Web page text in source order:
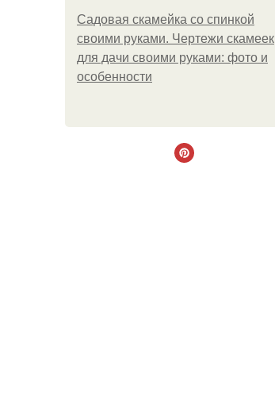
Садовая скамейка со спинкой
своими руками. Чертежи скамеек
для дачи своими руками: фото и
особенности